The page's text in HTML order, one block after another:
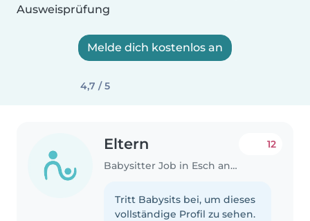
Ausweisprüfung
Melde dich kostenlos an
4,7 / 5
Eltern
Babysitter Job in Esch an der Alzette
12
Tritt Babysits bei, um dieses
vollständige Profil zu sehen.